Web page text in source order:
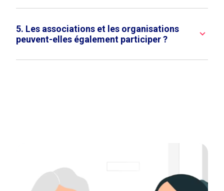
5. Les associations et les organisations
peuvent-elles également participer ?
keyboard_arrow_down